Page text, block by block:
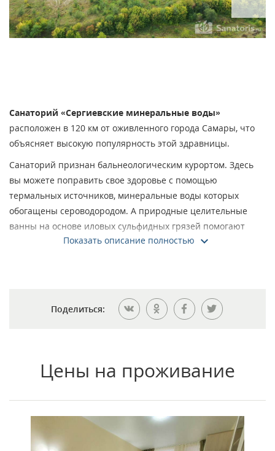
Санаторий «Сергиевские минеральные воды»
расположен в 120 км от оживленного города Самары, что
объясняет высокую популярность этой здравницы.
Санаторий признан бальнеологическим курортом. Здесь
вы можете поправить свое здоровье с помощью
термальных источников, минеральные воды которых
обогащены сероводородом. А природные целительные
ванны на основе иловых сульфидных грязей помогают
многим пациентам справиться с болями и укрепить
Административное здание, корпус №2 и водо- и
Жилые корпуса №3 и №4 расположены на расстоянии
нескольких километров от Главного. Постояльцы
Корпус №10 образует третью часть здравницы и
Показать описание полностью
Поделиться:
Цены на проживание